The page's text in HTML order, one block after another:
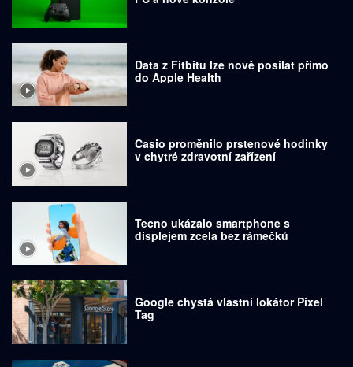
Data z Fitbitu lze nově posílat přímo
do Apple Health
Casio proměnilo prstenové hodinky
v chytré zdravotní zařízení
Tecno ukázalo smartphone s
displejem zcela bez rámečků
Google chystá vlastní lokátor Pixel
Tag